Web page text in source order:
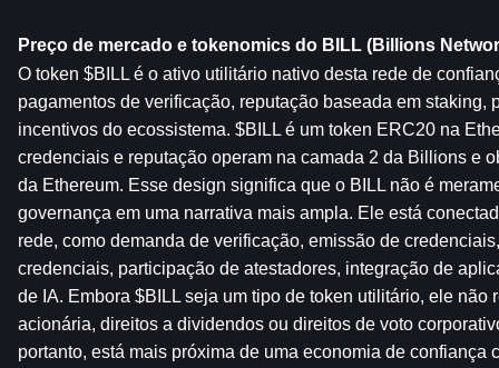
Preço de mercado e tokenomics do BILL (Billions
O token $BILL é o ativo utilitário nativo desta rede de
pagamentos de verificação, reputação baseada em staking,
incentivos do ecossistema. $BILL é um token ERC20 na
credenciais e reputação operam na camada 2 da Billions e
da Ethereum. Esse design significa que o BILL não é
governança em uma narrativa mais ampla. Ele está
rede, como demanda de verificação, emissão de
credenciais, participação de atestadores, integração de
de IA. Embora $BILL seja um tipo de token utilitário, ele não
acionária, direitos a dividendos ou direitos de voto
portanto, está mais próxima de uma economia de confiança